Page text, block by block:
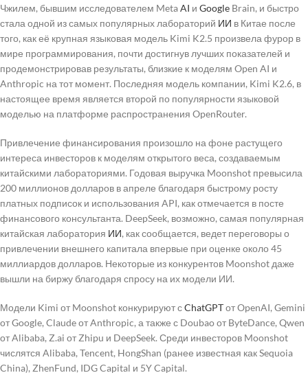
Чжилем, бывшим исследователем MetaAI и Google Brain, и быстро
стала одной из самых популярных лабораторий ИИ в Китае после
того, как её крупная языковая модель Kimi K2.5 произвела фурор в
мире программирования, почти достигнув лучших показателей и
продемонстрировав результаты, близкие к моделям Open AI и
Anthropic на тот момент. Последняя модель компании, Kimi K2.6, в
настоящее время является второй по популярности языковой
моделью на платформе распространения OpenRouter.
Привлечение финансирования произошло на фоне растущего
интереса инвесторов к моделям открытого веса, создаваемым
китайскими лабораториями. Годовая выручка Moonshot превысила
200 миллионов долларов в апреле благодаря быстрому росту
платных подписок и использования API, как отмечается в посте
финансового консультанта. DeepSeek, возможно, самая популярная
китайская лаборатория ИИ, как сообщается, ведет переговоры о
привлечении внешнего капитала впервые при оценке около 45
миллиардов долларов. Некоторые из конкурентов Moonshot даже
вышли на биржу благодаря спросу на их модели ИИ.
Модели Kimi от Moonshot конкурируют сChatGPTот OpenAI, Gemini
от Google, Claude от Anthropic, а также с Doubao от ByteDance, Qwen
от Alibaba, Z.ai от Zhipu и DeepSeek. Среди инвесторов Moonshot
числятся Alibaba, Tencent, HongShan (ранее известная как Sequoia
China), ZhenFund, IDG Capital и 5Y Capital.